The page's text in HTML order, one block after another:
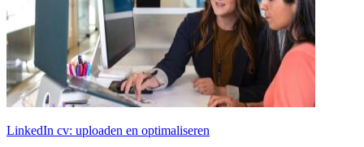
LinkedIn cv: uploaden en optimaliseren